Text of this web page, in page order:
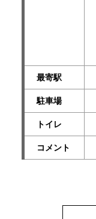
最寄駅
駐車場
トイレ
コメント